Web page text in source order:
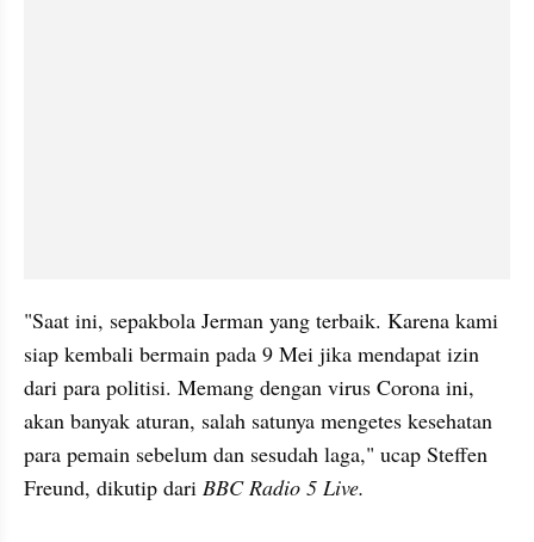
"Saat ini, sepakbola Jerman yang terbaik. Karena kami
siap kembali bermain pada 9 Mei jika mendapat izin
dari para politisi. Memang dengan virus Corona ini,
akan banyak aturan, salah satunya mengetes kesehatan
para pemain sebelum dan sesudah laga," ucap Steffen
Freund, dikutip dari BBC Radio 5 Live.